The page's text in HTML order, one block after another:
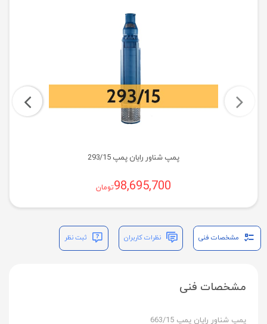
پمپ شناور رایان پمپ 293/15
98,695,700تومان
مشخصات فنی نظرات کاربران ثبت نظر
مشخصات فنی
پمپ شناور رایان پمپ 663/15